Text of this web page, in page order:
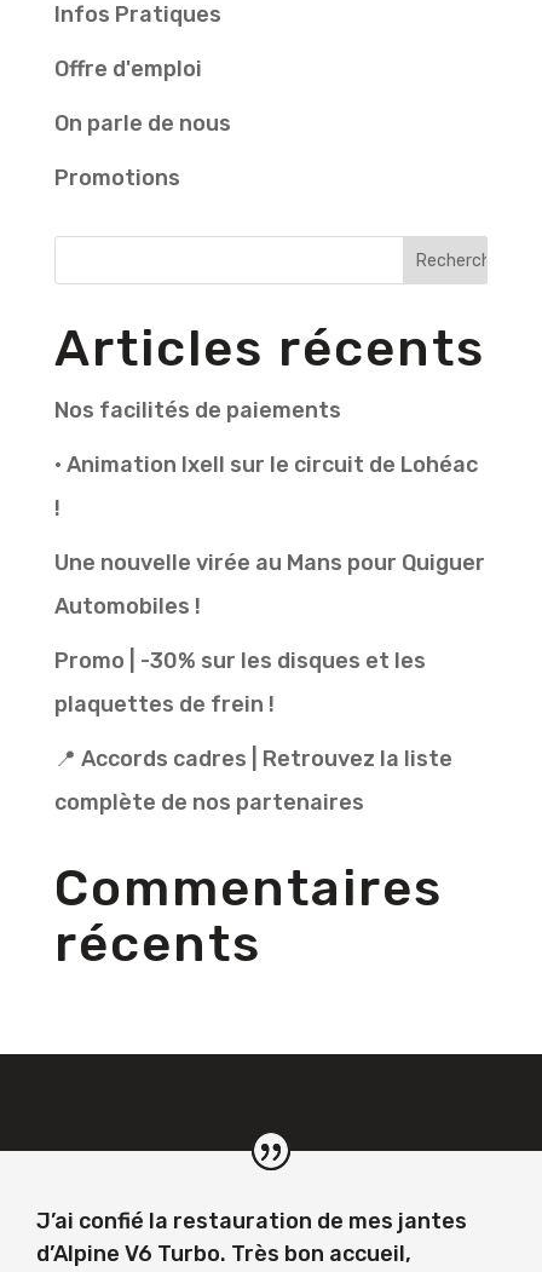
Infos Pratiques
Offre d'emploi
On parle de nous
Promotions
Articles récents
Nos facilités de paiements
• Animation Ixell sur le circuit de Lohéac
!
Une nouvelle virée au Mans pour Quiguer
Automobiles !
Promo | -30% sur les disques et les
plaquettes de frein !
📍 Accords cadres | Retrouvez la liste
complète de nos partenaires
Commentaires
récents
J’ai confié la restauration de mes jantes
d’Alpine V6 Turbo. Très bon accueil,